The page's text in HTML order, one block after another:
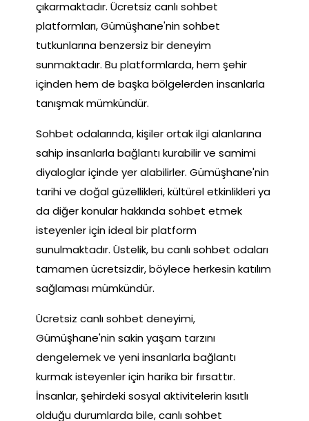
çıkarmaktadır. Ücretsiz canlı sohbet
platformları, Gümüşhane'nin sohbet
tutkunlarına benzersiz bir deneyim
sunmaktadır. Bu platformlarda, hem şehir
içinden hem de başka bölgelerden insanlarla
tanışmak mümkündür.
Sohbet odalarında, kişiler ortak ilgi alanlarına
sahip insanlarla bağlantı kurabilir ve samimi
diyaloglar içinde yer alabilirler. Gümüşhane'nin
tarihi ve doğal güzellikleri, kültürel etkinlikleri ya
da diğer konular hakkında sohbet etmek
isteyenler için ideal bir platform
sunulmaktadır. Üstelik, bu canlı sohbet odaları
tamamen ücretsizdir, böylece herkesin katılım
sağlaması mümkündür.
Ücretsiz canlı sohbet deneyimi,
Gümüşhane'nin sakin yaşam tarzını
dengelemek ve yeni insanlarla bağlantı
kurmak isteyenler için harika bir fırsattır.
İnsanlar, şehirdeki sosyal aktivitelerin kısıtlı
olduğu durumlarda bile, canlı sohbet